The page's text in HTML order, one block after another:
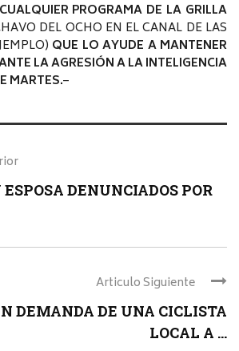
PROGRAMA DE LA GRILLA
DEL OCHO EN EL CANAL DE LAS
QUE LO AYUDE A MANTENER
LA AGRESIÓN A LA INTELIGENCIA
MARTES.–
DENUNCIADOS POR
Articulo Siguiente
DEMANDA DE UNA CICLISTA
LOCAL A ...